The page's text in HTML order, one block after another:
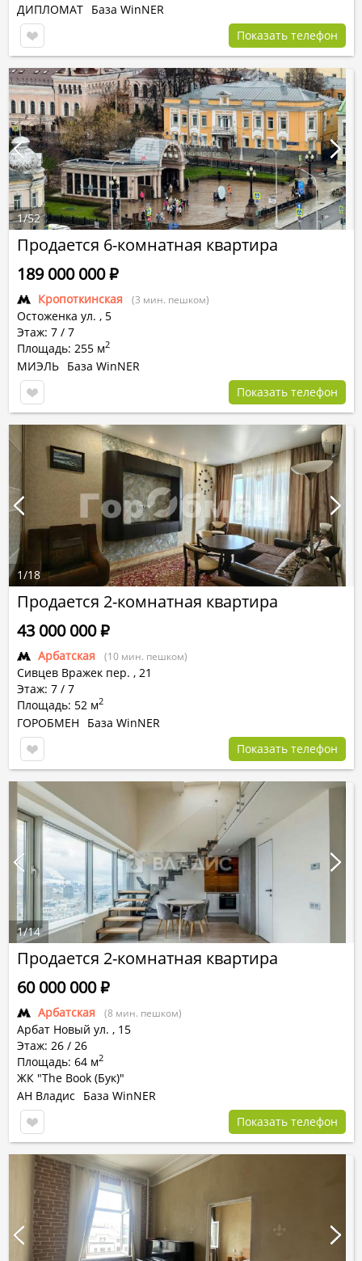
ДИПЛОМАТ База WinNER
Показать телефон
Продается 6-комнатная квартира
Кропоткинская (3 мин. пешком)
Остоженка ул. , 5
Этаж: 7 / 7
Площадь: 255 м2
189 000 000Р
МИЭЛЬ База WinNER
Показать телефон
1/52
Продается 2-комнатная квартира
Арбатская (10 мин. пешком)
Сивцев Вражек пер. , 21
Этаж: 7 / 7
Площадь: 52 м2
43 000 000Р
ГОРОБМЕН
База WinNER
Показать телефон
1/18
Продается 2-комнатная квартира
Арбатская (8 мин. пешком)
Арбат Новый ул. , 15
Этаж: 26 / 26
Площадь: 64 м2
ЖК "The Book (Бук)"
60 000 000Р
АН Владис
База WinNER
Показать телефон
1/14